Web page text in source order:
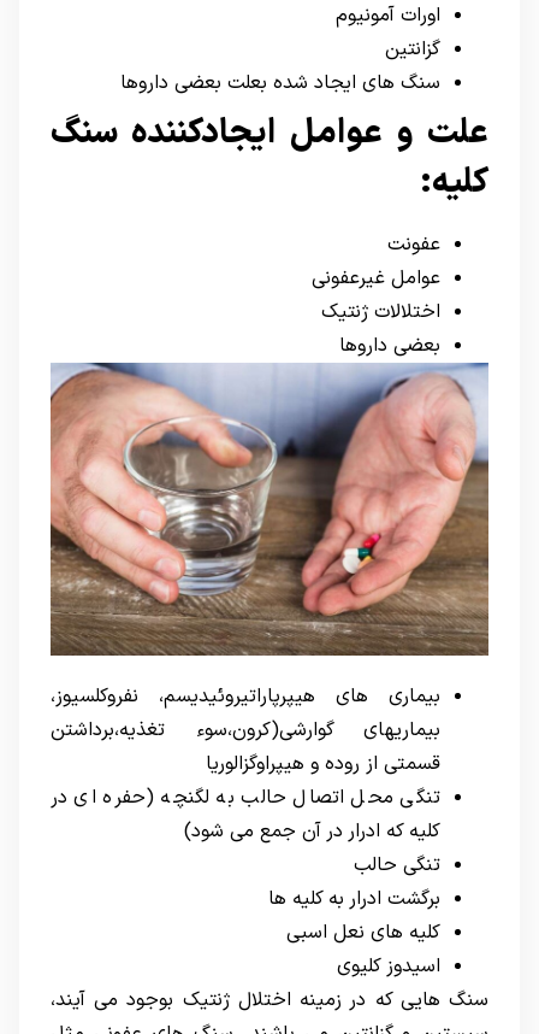
اورات آمونیوم
گزانتین
سنگ های ایجاد شده بعلت بعضی داروها
علت و عوامل ایجادکننده سنگ
کلیه:
عفونت
عوامل غیرعفونی
اختلالات ژنتیک
بعضی داروها
بیماری های هیپرپاراتیروئیدیسم، نفروکلسیوز،
بیماریهای گوارشی(کرون،سوء تغذیه،برداشتن
قسمتی از روده و هیپراوگزالوریا
تنگی محل اتصال حالب به لگنچه (حفره ای در
کلیه که ادرار در آن جمع می شود)
تنگی حالب
برگشت ادرار به کلیه ها
کلیه های نعل اسبی
اسیدوز کلیوی
سنگ هایی که در زمینه اختلال ژنتیک بوجود می آیند،